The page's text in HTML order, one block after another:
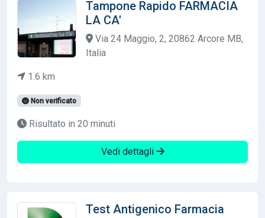
Tampone Rapido FARMACIA
LA CA'
Via 24 Maggio, 2, 20862 Arcore MB,
Italia
1.6 km
Non verificato
Risultato in 20 minuti
Vedi dettagli
Test Antigenico Farmacia